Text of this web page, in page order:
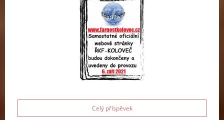
Celý příspěvek